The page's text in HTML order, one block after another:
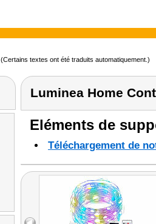
(Certains textes ont été traduits automatiquement.)
Luminea Home
Eléments de
Téléchargement de